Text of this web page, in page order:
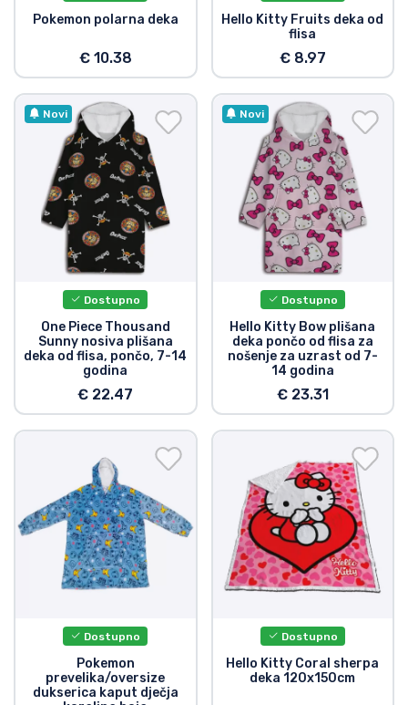
Pokemon polarna deka
€ 10.38
Hello Kitty Fruits deka od
flisa
€ 8.97
Novi
Dostupno
One Piece Thousand
Sunny nosiva plišana
deka od flisa, pončo, 7-14
godina
€ 22.47
Novi
Dostupno
Hello Kitty Bow plišana
deka pončo od flisa za
nošenje za uzrast od 7-
14 godina
€ 23.31
Dostupno
Pokemon
prevelika/oversize
dukserica kaput dječja
Dostupno
Hello Kitty Coral sherpa
deka 120x150cm